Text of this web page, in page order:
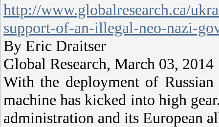
http://www.globalresearch.ca/
support-of-an-illegal-neo-nazi-
By Eric Draitser
Global Research, March 03, 2014
With the deployment of
machine has kicked into high
administration and its European